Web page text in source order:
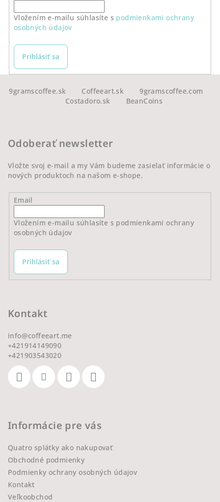
Vložením e-mailu súhlasíte s podmienkami ochrany
osobných údajov
Prihlásiť sa
9gramscoffee.sk Coffeeart.sk
9gramscoffee.com
Costadoro.sk
BeanCoins
Odoberať newsletter
Vložte svoj e-mail a my Vám budeme zasielať informácie o
nových produktoch na našom e-shope.
Email
Vložením e-mailu súhlasíte s podmienkami ochrany
osobných údajov
Prihlásiť sa
Kontakt
info@coffeeart.me
+421914149090
+421903543020
Informácie pre vás
Quatro splátky ako nakupovať
Obchodné podmienky
Podmienky ochrany osobných údajov
Kontakt
Veľkoobchod